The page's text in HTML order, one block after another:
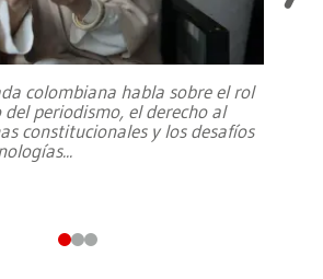
colombiana habla sobre el rol
periodismo, el derecho al
constitucionales y los desafíos
...